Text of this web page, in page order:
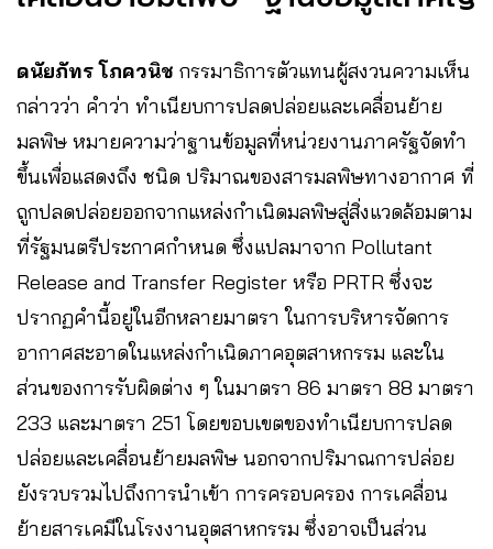
ดนัยภัทร โภควนิช กรรมาธิการตัวแทนผู้สงวนความเห็น
กล่าวว่า คำว่า ทำเนียบการปลดปล่อยและเคลื่อนย้าย
มลพิษ หมายความว่าฐานข้อมูลที่หน่วยงานภาครัฐจัดทำ
ขึ้นเพื่อแสดงถึง ชนิด ปริมาณของสารมลพิษทางอากาศ ที่
ถูกปลดปล่อยออกจากแหล่งกำเนิดมลพิษสู่สิ่งแวดล้อมตาม
ที่รัฐมนตรีประกาศกำหนด ซึ่งแปลมาจาก Pollutant
Release and Transfer Register หรือ PRTR ซึ่งจะ
ปรากฏคำนี้อยู่ในอีกหลายมาตรา ในการบริหารจัดการ
อากาศสะอาดในแหล่งกำเนิดภาคอุตสาหกรรม และใน
ส่วนของการรับผิดต่าง ๆ ในมาตรา 86 มาตรา 88 มาตรา
233 และมาตรา 251 โดยขอบเขตของทำเนียบการปลด
ปล่อยและเคลื่อนย้ายมลพิษ นอกจากปริมาณการปล่อย
ยังรวบรวมไปถึงการนำเข้า การครอบครอง การเคลื่อน
ย้ายสารเคมีในโรงงานอุตสาหกรรม ซึ่งอาจเป็นส่วน